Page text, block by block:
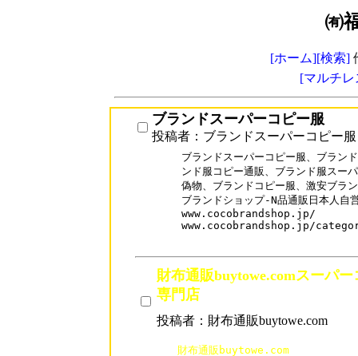
㈲
[ホーム][検索]
[マルチ
ブランドスーパーコピー服
投稿者：ブランドスーパーコピー服
ブランドスーパーコピー服、ブラン
ンド服コピー通販、ブランド服スー
偽物、ブランドコピー服、激安ブ
ブランドショップ-N品通販日本人自
www.cocobrandshop.jp/
www.cocobrandshop.jp/
財布通販buytowe.comスーパ
専門店
投稿者：財布通販buytowe.com
財布通販buytowe.com